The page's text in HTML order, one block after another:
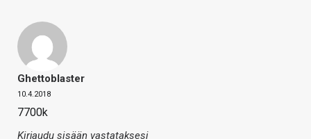
Ghettoblaster
10.4.2018
7700k
Kirjaudu sisään vastataksesi